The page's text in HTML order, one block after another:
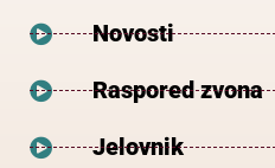
Novosti
Raspored zvona
Jelovnik